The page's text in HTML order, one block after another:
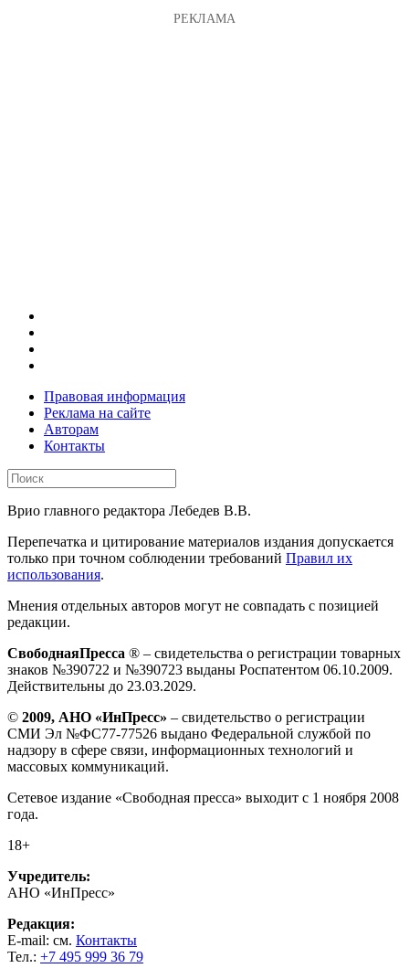
Правовая информация
Реклама на сайте
Авторам
Контакты
Врио главного редактора Лебедев В.В.
Перепечатка и цитирование материалов издания допускается
только при точном соблюдении требований Правил их
использования.
Мнения отдельных авторов могут не совпадать с позицией
редакции.
СвободнаяПресса ® – свидетельства о регистрации товарных
знаков №390722 и №390723 выданы Роспатентом 06.10.2009.
Действительны до 23.03.2029.
© 2009, АНО «ИнПресс» – свидетельство о регистрации
СМИ Эл №ФС77-77526 выдано Федеральной службой по
надзору в сфере связи, информационных технологий и
массовых коммуникаций.
Сетевое издание «Свободная пресса» выходит с 1 ноября 2008
года.
18+
Учредитель:
АНО «ИнПресс»
Редакция:
E-mail: см. Контакты
Тел.: +7 495 999 36 79